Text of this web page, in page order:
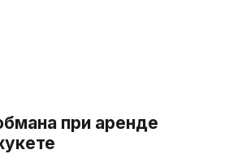
при аренде